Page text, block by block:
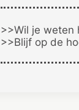
>>Wil je weten
>>Blijf op de